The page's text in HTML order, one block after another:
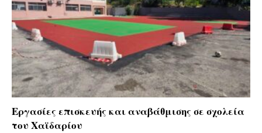
Εργασίες επισκευής και αναβάθμισης σε σχολεία
του Χαϊδαρίου